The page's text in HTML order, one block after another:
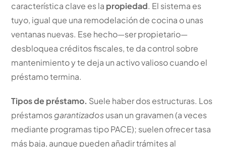
característica clave es la propiedad. El sistema es
tuyo, igual que una remodelación de cocina o unas
ventanas nuevas. Ese hecho—ser propietario—
desbloquea créditos fiscales, te da control sobre
mantenimiento y te deja un activo valioso cuando el
préstamo termina.
Tipos de préstamo. Suele haber dos estructuras. Los
préstamosgarantizadosusan un gravamen (a veces
mediante programas tipo PACE); suelen ofrecer tasa
más baja, aunque pueden añadir trámites al